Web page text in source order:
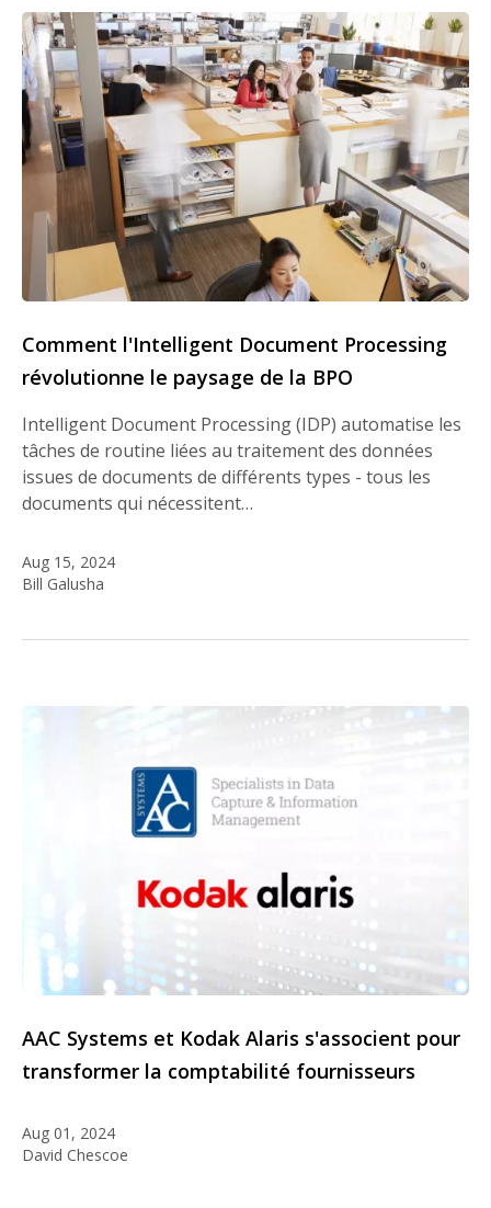
Comment l'Intelligent Document Processing
révolutionne le paysage de la BPO
Intelligent Document Processing (IDP) automatise les
tâches de routine liées au traitement des données
issues de documents de différents types - tous les
documents qui nécessitent…
Aug 15, 2024
Bill Galusha
AAC Systems et Kodak Alaris s'associent pour
transformer la comptabilité fournisseurs
Aug 01, 2024
David Chescoe